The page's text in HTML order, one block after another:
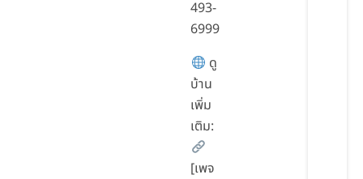
493-
6999
ดู
บ้าน
เพิ่ม
เติม:
[เพจ